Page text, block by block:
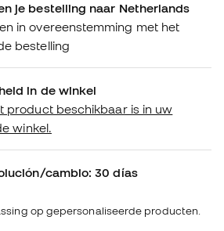
je bestelling naar Netherlands
in overeenstemming met het
bestelling
in de winkel
product beschikbaar is in uw
winkel.
cambio: 30 días
op gepersonaliseerde producten.